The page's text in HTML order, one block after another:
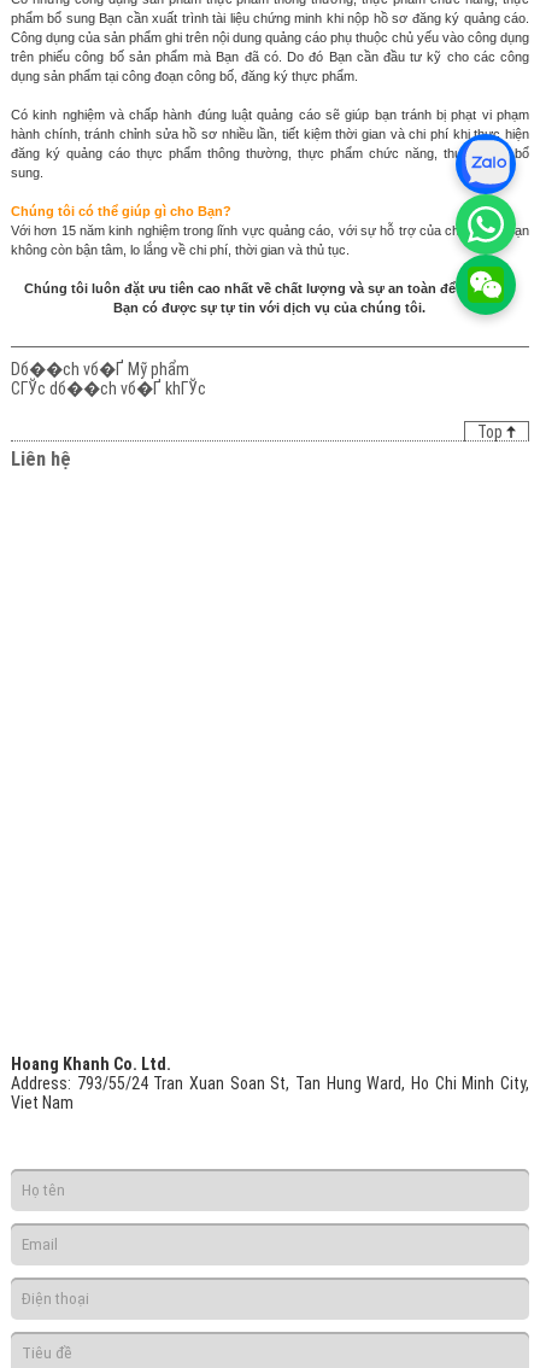
phẩm bổ sung Bạn cần xuất trình tài liệu chứng minh khi nộp hồ sơ đăng ký quảng cáo.
Công dụng của sản phẩm ghi trên nội dung quảng cáo phụ thuộc chủ yếu vào công dụng
trên phiếu công bố sản phẩm mà Bạn đã có. Do đó Bạn cần đầu tư kỹ cho các công
dụng sản phẩm tại công đoạn công bố, đăng ký thực phẩm.
Có kinh nghiệm và chấp hành đúng luật quảng cáo sẽ giúp bạn tránh bị phạt vi phạm
hành chính, tránh chỉnh sửa hồ sơ nhiều lần, tiết kiệm thời gian và chi phí khi thực hiện
đăng ký quảng cáo thực phẩm thông thường, thực phẩm chức năng, thực phẩm bổ
sung.
Chúng tôi có thể giúp gì cho Bạn?
Với hơn 15 năm kinh nghiệm trong lĩnh vực quảng cáo, với sự hỗ trợ của chúng tôi, Bạn
không còn bận tâm, lo lắng về chi phí, thời gian và thủ tục.
Chúng tôi luôn đặt ưu tiên cao nhất về chất lượng và sự an toàn để đảm bảo
Bạn có được sự tự tin với dịch vụ của chúng tôi.
Dб��ch vб�Ґ Mỹ phẩm
CГЎc dб��ch vб�Ґ khГЎc
Top
Liên hệ
Hoang Khanh Co. Ltd.
Address: 793/55/24 Tran Xuan Soan St, Tan Hung Ward, Ho Chi Minh City,
Viet Nam